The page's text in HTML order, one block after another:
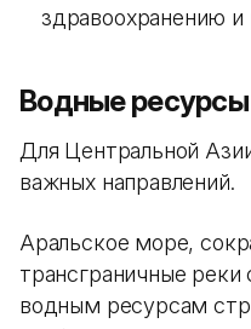
здравоохранению и
Водные ресурсы
Для Центральной
важных направлений.
Аральское море,
трансграничные реки
водным ресурсам